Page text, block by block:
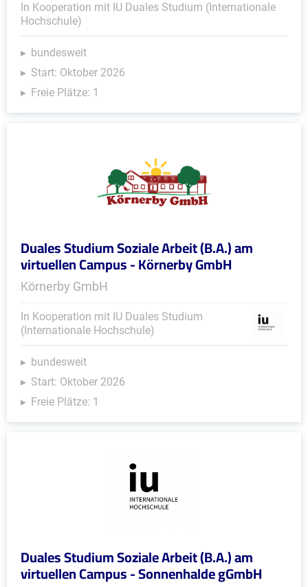
In Kooperation mit IU Duales Studium (Internationale
Hochschule)
bundesweit
Start: Oktober 2026
Freie Plätze: 1
Duales Studium Soziale Arbeit (B.A.) am
virtuellen Campus - Körnerby GmbH
Körnerby GmbH
In Kooperation mit IU Duales Studium
(Internationale Hochschule)
bundesweit
Start: Oktober 2026
Freie Plätze: 1
Duales Studium Soziale Arbeit (B.A.) am
virtuellen Campus - Sonnenhalde gGmbH